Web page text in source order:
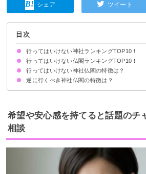
シェア ツイート
目次
行ってはいけない神社ランキングTOP10！
10位：伏見稲荷大社（京都府）
9位：育霊神社（岡山県）
8位：安井金比羅宮（京都府）
7位：神田明神（東京都）
6位：太田山神社（北海道）
5位：橋姫神社（京都府）
4位：出雲大社（島根県）
3位：恵比寿神社（東京都）
2位：明治神宮（東京都）
1位：山中諏訪神社（山梨県）
行ってはいけない仏閣ランキングTOP10！
10位：久渡寺（青森県）
9位：妙国寺（大阪府）
8位：三井寺（滋賀県）
7位：全興寺（大阪府）
6位：栗尾山満願寺本堂（長野県）
5位：化野念仏寺（京都府）
4位：乙宝寺（新潟県）
3位：清水寺（京都府）
2位：六道珍皇寺（京都府）
1位：成田山新勝寺（千葉県）
行ってはいけない神社仏閣の特徴は？
①自分との繭気属性の相性が悪い
②管理が行き届いていない廃神社
③かつて戦場となった神社
④氏神様と敵対関係にある神様が祀られている
⑤直感的に怖いと感じる神社
逆に行くべき神社仏閣の特徴は？
本当に神様がいるとされている神社
自分と属性の相性がいい神社
直感的に呼ばれていると感じる神社
希望や安心感を持てると話題のチ
相談